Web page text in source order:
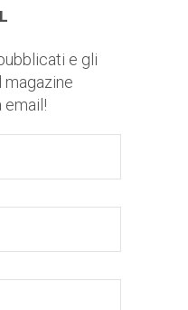
e gli
magazine
email!